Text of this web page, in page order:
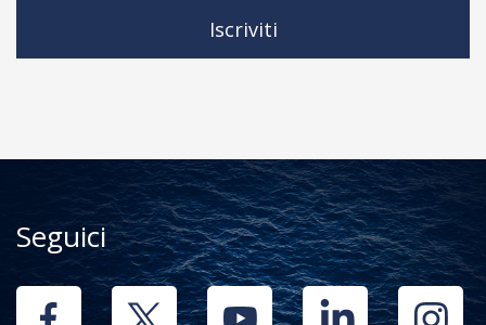
Iscriviti
Seguici